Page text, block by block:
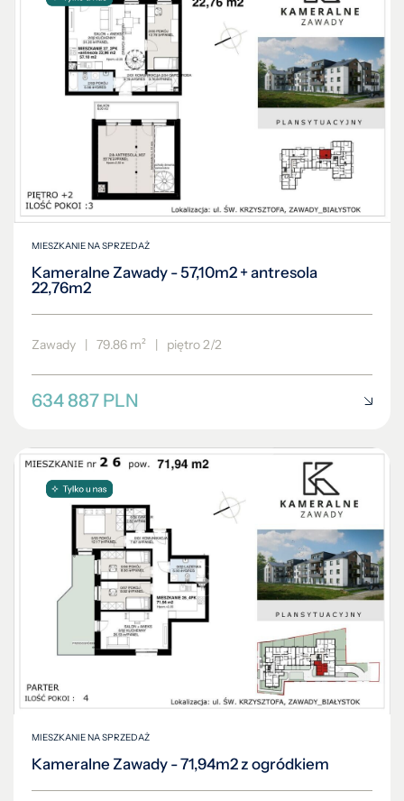
MIESZKANIE NA SPRZEDAŻ
Kameralne Zawady - 57,10m2 + antresola
22,76m2
Zawady | 79.86 m² | piętro 2/2
634 887 PLN
MIESZKANIE NA SPRZEDAŻ
Kameralne Zawady - 71,94m2 z ogródkiem